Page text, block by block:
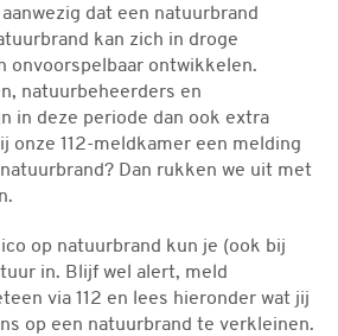
dat een natuurbrand
kan zich in droge
onvoorspelbaar ontwikkelen.
natuurbeheerders en
in deze periode dan ook extra
onze 112-meldkamer een melding
Dan rukken we uit met
op natuurbrand kun je (ook bij
in. Blijf wel alert, meld
via 112 en lees hieronder wat jij
op een natuurbrand te verkleinen.